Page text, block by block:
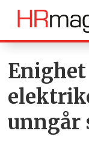
Tag:
nho
elektro
unngår